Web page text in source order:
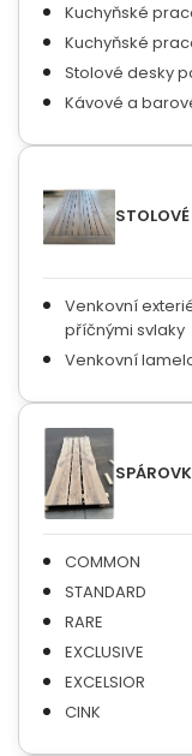
Kuchyňské
Kuchyňské
Stolové desky
Kávové a
Venkovní
příčnými svlaky
Venkovní
COMMON
STANDARD
RARE
EXCLUSIVE
EXCELSIOR
CINK